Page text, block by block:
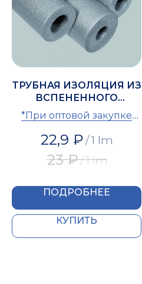
ТРУБНАЯ ИЗОЛЯЦИЯ ИЗ
ВСПЕНЕННОГО
ПОЛИЭТИЛЕНА IZOMIR
54
*При оптовой закупке
22,9 ₽/1 lm
23 ₽/1 lm
ПОДРОБНЕЕ
КУПИТЬ